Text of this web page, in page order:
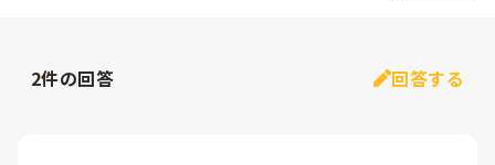
2件の回答 回答する